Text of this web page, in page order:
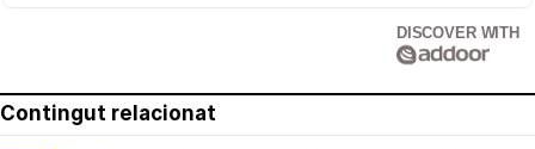
DISCOVER WITH
Contingut relacionat